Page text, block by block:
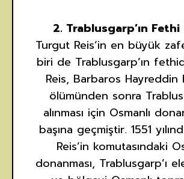
2. Trablusgarp’ın Fethi
Turgut Reis’in en büyük
biri de Trablusgarp’ın
Reis, Barbaros Hayreddin
ölümünden sonra
alınması için Osmanlı
başına geçmiştir. 1551
Reis’in komutasındaki
donanması, Trablusgarp’ı